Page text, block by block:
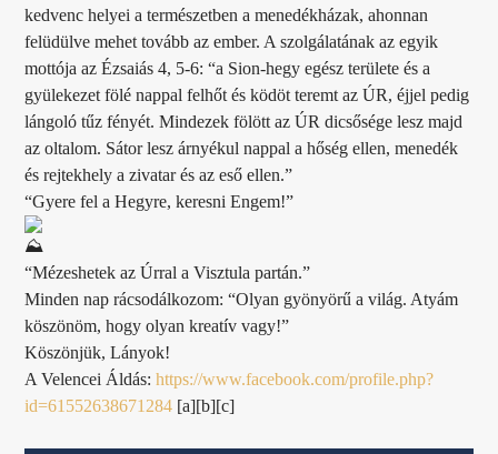
kedvenc helyei a természetben a menedékházak, ahonnan
felüdülve mehet tovább az ember. A szolgálatának az egyik
mottója az Ézsaiás 4, 5-6: “a Sion-hegy egész területe és a
gyülekezet fölé nappal felhőt és ködöt teremt az ÚR, éjjel pedig
lángoló tűz fényét. Mindezek fölött az ÚR dicsősége lesz majd
az oltalom. Sátor lesz árnyékul nappal a hőség ellen, menedék
és rejtekhely a zivatar és az eső ellen.”
“Gyere fel a Hegyre, keresni Engem!”
“Mézeshetek az Úrral a Visztula partán.”
Minden nap rácsodálkozom: “Olyan gyönyörű a világ. Atyám
köszönöm, hogy olyan kreatív vagy!”
Köszönjük, Lányok!
A Velencei Áldás:https://www.facebook.com/profile.php?
id=61552638671284 [a][b][c]